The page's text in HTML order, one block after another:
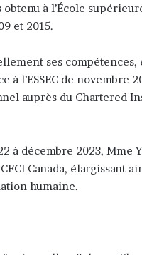
à l’École
et 2015.
ses
à l’ESSEC de novembre
auprès du Chartered
à décembre 2023, Mme
Canada, élargissant
humaine.